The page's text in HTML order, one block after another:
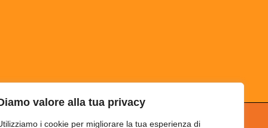
valore alla tua privacy
i cookie per migliorare la tua esperienza di